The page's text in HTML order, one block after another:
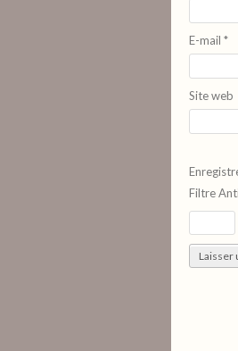
E-mail *
Site web
Filtre